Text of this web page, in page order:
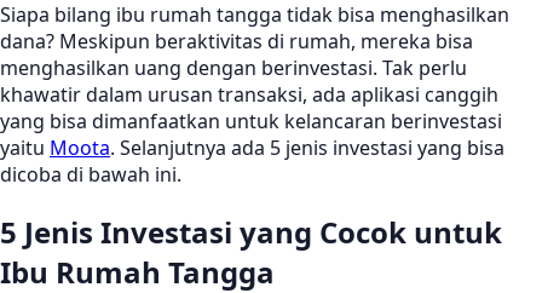
Siapa bilang ibu rumah tangga tidak bisa menghasilkan
dana? Meskipun beraktivitas di rumah, mereka bisa
menghasilkan uang dengan berinvestasi. Tak perlu
khawatir dalam urusan transaksi, ada aplikasi canggih
yang bisa dimanfaatkan untuk kelancaran berinvestasi
yaitu Moota. Selanjutnya ada 5 jenis investasi yang bisa
dicoba di bawah ini.
5 Jenis Investasi yang Cocok untuk
Ibu Rumah Tangga